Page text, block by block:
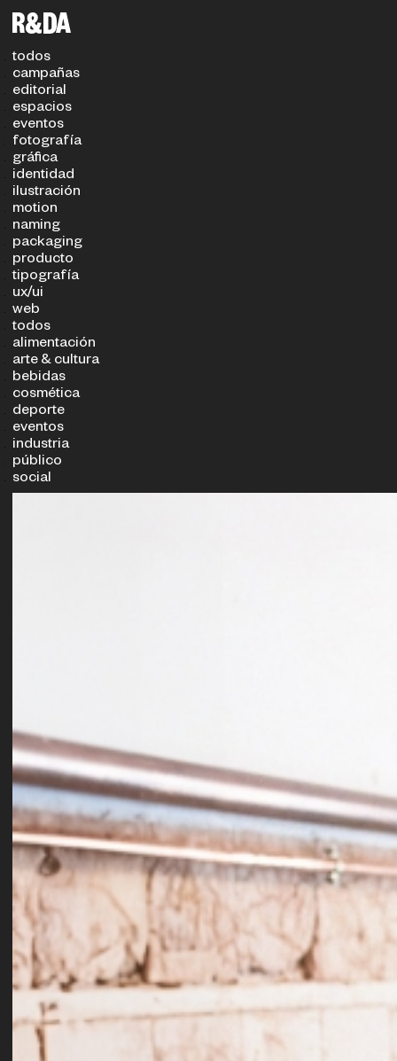
TIPO DE PROYECTO
todos
campañas
editorial
espacios
eventos
fotografía
gráfica
identidad
ilustración
motion
naming
packaging
producto
tipografía
ux/ui
web
todos
alimentación
arte & cultura
bebidas
cosmética
deporte
eventos
industria
público
social